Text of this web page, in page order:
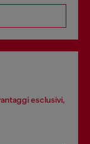
esclusivi,